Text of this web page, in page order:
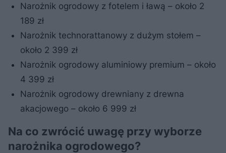
Narożnik ogrodowy z fotelem i ławą – około 2
189 zł
Narożnik technorattanowy z dużym stołem –
około 2 399 zł
Narożnik ogrodowy aluminiowy premium – około
4 399 zł
Narożnik ogrodowy drewniany z drewna
akacjowego – około 6 999 zł
Na co zwrócić uwagę przy wyborze
narożnika ogrodowego?